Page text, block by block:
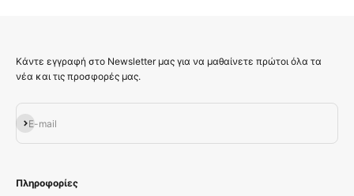
Κάντε εγγραφή στο Newsletter μας για να μαθαίνετε πρώτοι όλα τα
νέα και τις προσφορές μας.
E-mail
Εγγραφή
Πληροφορίες